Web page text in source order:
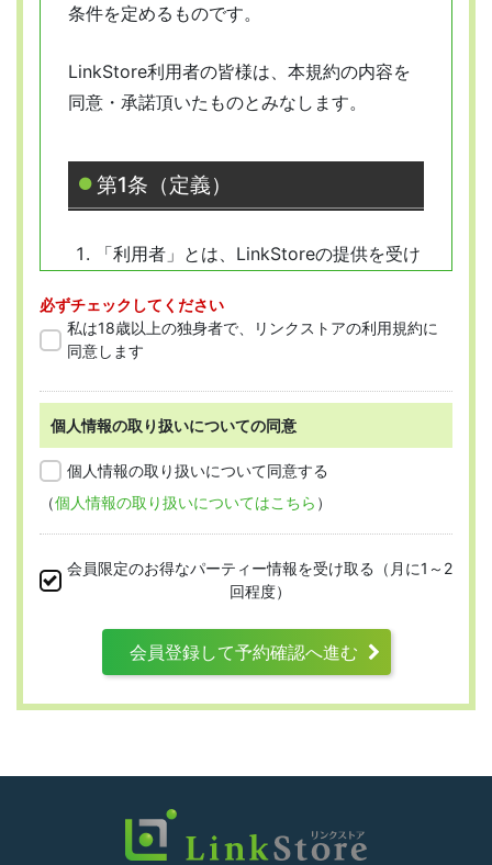
条件を定めるものです。
LinkStore利用者の皆様は、本規約の内容を
同意・承諾頂いたものとみなします。
第1条（定義）
「利用者」とは、LinkStoreの提供を受け
「会員」とは、本規約に従って会員登録
をした人を指します。
第2条 （適用範囲）
本規約は、すべての会員に適用され、登録手
ります。
第3条 （利用資格）
いものとします。
必ずチェックしてください
私は18歳以上の独身者で、リンクストアの利用規約に
同意します
個人情報の取り扱いについての同意
個人情報の取り扱いについて同意する
（個人情報の取り扱いについてはこちら ）
会員限定のお得なパーティー情報を受け取る（月に1～2
回程度）
会員登録して予約確認へ進む